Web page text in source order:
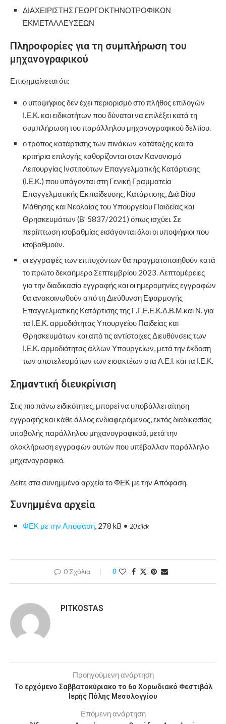
ΔΙΑΧΕΙΡΙΣΤΗΣ ΓΕΩΡΓΟΚΤΗΝΟΤΡΟΦΙΚΩΝ
ΕΚΜΕΤΑΛΛΕΥΣΕΩΝ
Πληροφορίες για τη συμπλήρωση του
μηχανογραφικού
Επισημαίνεται ότι:
ο υποψήφιος δεν έχει περιορισμό στο πλήθος επιλογών
Ι.Ε.Κ. και ειδικοτήτων που δύναται να επιλέξει κατά τη
συμπλήρωση του παράλληλου μηχανογραφικού δελτίου.
ο τρόπος κατάρτισης των πινάκων κατάταξης και τα
κριτήρια επιλογής καθορίζονται στον Κανονισμό
Λειτουργίας Ινστιτούτων Επαγγελματικής Κατάρτισης
(Ι.Ε.Κ.) που υπάγονται στη Γενική Γραμματεία
Επαγγελματικής Εκπαίδευσης, Κατάρτισης, Διά Βίου
Μάθησης και Νεολαίας του Υπουργείου Παιδείας και
Θρησκευμάτων (Β’ 5837/2021) όπως ισχύει. Σε
περίπτωση ισοβαθμίας εισάγονται όλοι οι υποψήφιοι που
ισοβαθμούν.
οι εγγραφές των επιτυχόντων θα πραγματοποιηθούν κατά
το πρώτο δεκαήμερο Σεπτεμβρίου 2023. Λεπτομέρειες
για την διαδικασία εγγραφής και οι ημερομηνίες εγγραφών
θα ανακοινωθούν από τη Διεύθυνση Εφαρμογής
Επαγγελματικής Κατάρτισης της Γ.Γ.Ε.Ε.Κ.Δ.Β.Μ.και Ν. για
τα Ι.Ε.Κ. αρμοδιότητας Υπουργείου Παιδείας και
Θρησκευμάτων και από τις αντίστοιχες Διευθύνσεις των
Ι.Ε.Κ. αρμοδιότητας άλλων Υπουργείων, μετά την έκδοση
των αποτελεσμάτων των εισακτέων στα Α.Ε.Ι. και τα Ι.Ε.Κ.
Σημαντική διευκρίνιση
Στις πιο πάνω ειδικότητες, μπορεί να υποβάλλει αίτηση
εγγραφής και κάθε άλλος ενδιαφερόμενος, εκτός διαδικασίας
υποβολής παράλληλου μηχανογραφικού, μετά την
ολοκλήρωση εγγραφών αυτών που υπέβαλλαν παράλληλο
μηχανογραφικό.
Δείτε στα συνημμένα αρχεία το ΦΕΚ με την Απόφαση.
Συνημμένα αρχεία
ΦΕΚ με την Απόφαση, 278 kB • 20 click
0 Σχόλια 0
PITKOSTAS
Προηγούμενη ανάρτηση
Το ερχόμενο Σαββατοκύριακο το 6ο Χορωδιακό Φεστιβάλ
Ιερής Πόλης Μεσολογγίου
Επόμενη ανάρτηση